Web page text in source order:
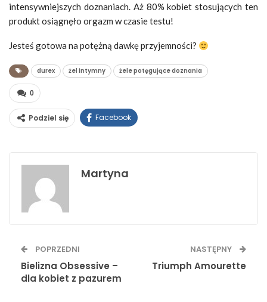
intensywniejszych doznaniach. Aż 80% kobiet stosujących ten
produkt osiągnęło orgazm w czasie testu!
Jesteś gotowa na potężną dawkę przyjemności?
durex żel intymny żele potęgujące doznania
0
Podziel się Facebook
Martyna
POPRZEDNI
Bielizna Obsessive –
dla kobiet z pazurem
NASTĘPNY
Triumph Amourette